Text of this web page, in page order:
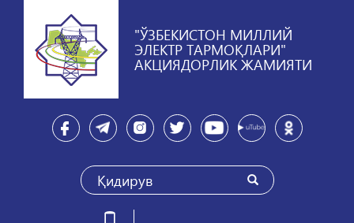
"ЎЗБЕКИСТОН МИЛЛИЙ
ЭЛЕКТР ТАРМОҚЛАРИ"
АКЦИЯДОРЛИК ЖАМИЯТИ